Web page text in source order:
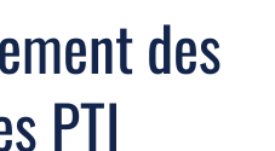
des
PTI